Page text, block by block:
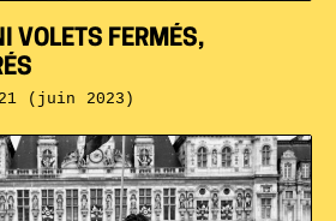
VOLETS FERMÉS,
(juin 2023)